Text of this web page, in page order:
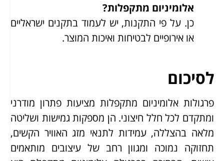
אלומיניום מתקפלות?
כן. על פי התקנות, יש לעמוד בתקנים ישראליים
או אירופיים לבטיחות ואיכות המוצר.
לסיכום
פרגולות אלומיניום מתקפלות מציעות פתרון מודרני
ומתקדם לכל חלל חיצוני. הן מספקות גמישות ושליטה
מלאה בהצללה, עמידות לתנאי מזג האוויר הקשים,
תחזוקה נמוכה ומגוון רחב של עיצובים מותאמים